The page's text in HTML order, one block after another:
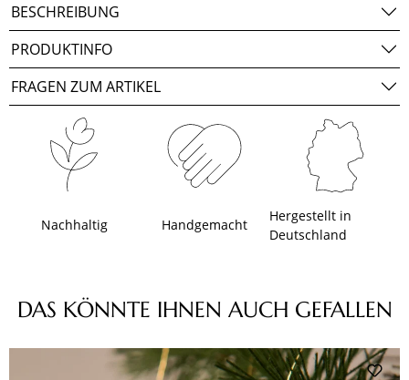
BESCHREIBUNG
PRODUKTINFO
FRAGEN ZUM ARTIKEL
Nachhaltig Handgemacht
Hergestellt in
Deutschland
Produktgalerie überspringen
DAS KÖNNTE IHNEN AUCH GEFALLEN